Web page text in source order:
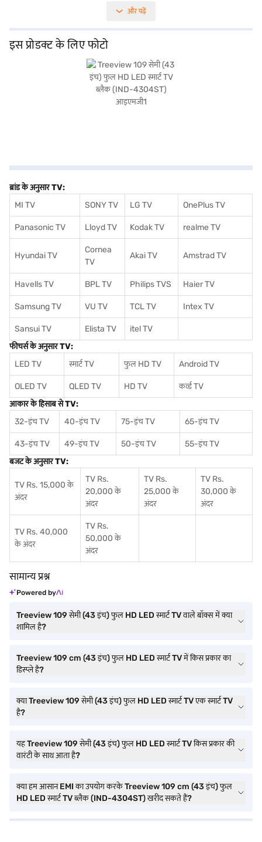
किया गया है जो value-for-money TV का अनुभव चाहते हैं, जो मनोरंजन और ऑनलाइन कंटेंट
सभी चीजें शामिल हैं. लेकिन बिल्ट-इन वाई-फाई और रिफ्रेश रेट जैसे विवरण निर्दिष्ट नहीं हैं, लेकिन
स्मार्ट फीचर्स और फुल HD रिज़ोल्यूशन इसे रोजमर्रा के देखने के लिए एक उपयुक्त विकल्प बनाते हैं.
TV में 1 X HDMI Led पोर्ट भी है. 3840 x 2160 पिक्सेल और साउंड के लिए डुअल स्पीकर के
डिस्प्ले रिज़ोल्यूशन के साथ क्रिस्प इमेज का आनंद लें. ध्यान दें कि विशेषताओं में शामिल स्क्रीन का
साइज़ 40 इंच है. Treeview 43 इंच फुल HD LED स्मार्ट TV 1 वर्ष की निर्माता वारंटी से समर्थित
है. खरीदारी करने के लिए बजाज फाइनेंस पर विकल्पों के बारे में जानें या पार्टनर स्टोर पर जाएं और
और पढ़ें
इस प्रोडक्ट के लिए फोटो
ब्रांड के अनुसार TV:
MI TV
SONY TV LG TV OnePlus TV
Panasonic TV Lloyd TV Kodak TV realme TV
Hyundai TV
Cornea
TV
Akai TV Amstrad TV
Havells TV BPL TV Philips TVS Haier TV
Samsung TV VU TV TCL TV Intex TV
Sansui TV Elista TV
itel TV
फीचर्स के अनुसार TV:
LED TV
स्मार्ट TV फुल HD TV Android TV
OLED TV QLED TV HD TV
कर्व्ड TV
आकार के हिसाब से TV:
32-इंच TV
40-इंच TV 75-इंच TV 65-इंच TV
43-इंच TV 49-इंच TV 50-इंच TV
55-इंच TV
बजट के अनुसार TV:
TV Rs. 15,000 के
अंदर
TV Rs.
20,000 के
अंदर
TV Rs.
25,000 के
अंदर
TV Rs.
30,000 के
अंदर
TV Rs. 40,000
के अंदर
TV Rs.
50,000 के
अंदर
सामान्य प्रश्न
Powered by
Treeview 109 सेमी (43 इंच) फुल HD LED स्मार्ट TV वाले बॉक्स में क्या
शामिल है?
Treeview 109 cm (43 इंच) फुल HD LED स्मार्ट TV में किस प्रकार का
डिस्प्ले है?
क्या Treeview 109 सेमी (43 इंच) फुल HD LED स्मार्ट TV एक स्मार्ट TV
है?
यह Treeview 109 सेमी (43 इंच) फुल HD LED स्मार्ट TV किस प्रकार की
वारंटी के साथ आता है?
क्या हम आसान EMI का उपयोग करके Treeview 109 cm (43 इंच) फुल
HD LED स्मार्ट TV ब्लैक (IND-4304ST) खरीद सकते हैं?